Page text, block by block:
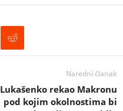
Naredni članak
Lukašenko rekao Makronu
pod kojim okolnostima bi